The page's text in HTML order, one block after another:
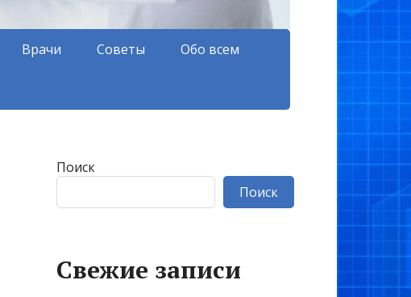
Врачи Советы Обо всем
Поиск
Поиск
Свежие записи